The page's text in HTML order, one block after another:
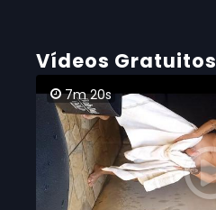
Vídeos Gratuitos
7m 20s